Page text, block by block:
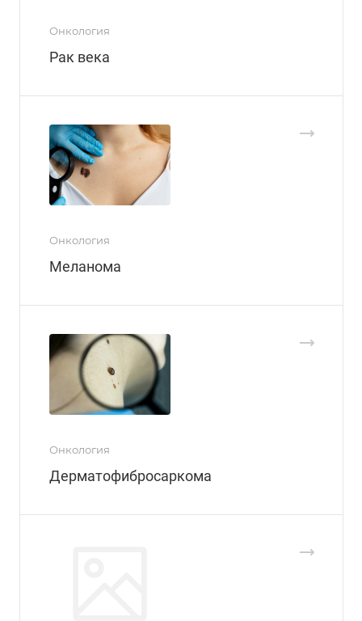
Онкология
Рак века
Онкология
Меланома
Онкология
Дерматофибросаркома